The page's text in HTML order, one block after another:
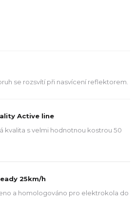
se rozsvítí při nasvícení reflektorem.
Active line
kvalita s velmi hodnotnou kostrou 50
25km/h
a homologováno pro elektrokola do